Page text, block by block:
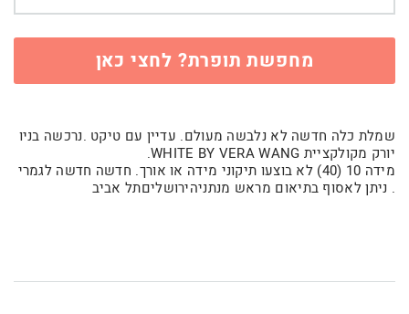
מחפשת תופרת? לחצי כאן
שמלת כלה חדשה לא נלבשה מעולם. עדיין עם טיקט .נרכשה בניו
יורק מקולקציית WHITE BY VERA WANG.
מידה 10 (40) לא בוצעו תיקוני מידה או אורך. חדשה חדשה לגמרי
. ניתן לאסוף בתיאום מראש מנתניהירושליםתל אביב